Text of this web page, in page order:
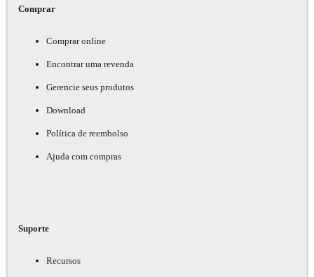
Comprar
Comprar online
Encontrar uma revenda
Gerencie seus produtos
Download
Política de reembolso
Ajuda com compras
Suporte
Recursos